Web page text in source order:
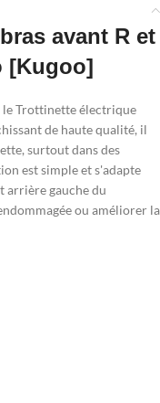
avant R et
[Kugoo]
le Trottinette électrique
de haute qualité, il
surtout dans des
est simple et s'adapte
arrière gauche du
ou améliorer la